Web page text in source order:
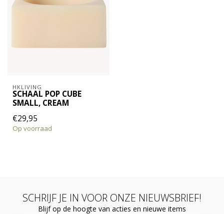
HKLIVING
SCHAAL POP CUBE
SMALL, CREAM
€29,95
Op voorraad
SCHRIJF JE IN VOOR ONZE NIEUWSBRIEF!
Blijf op de hoogte van acties en nieuwe items